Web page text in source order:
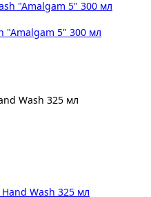
"Amalgam 5" 300 мл
Wash 325 мл